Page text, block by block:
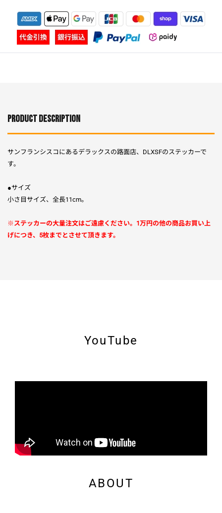
PRODUCT DESCRIPTION
サンフランシスコにあるデラックスの路面店、DLXSFのステッカーで
す。
●サイズ
小さ目サイズ、全長11cm。
※ステッカーの大量注文はご遠慮ください。1万円の他の商品お買い上
げにつき、5枚までとさせて頂きます。
YouTube
ABOUT